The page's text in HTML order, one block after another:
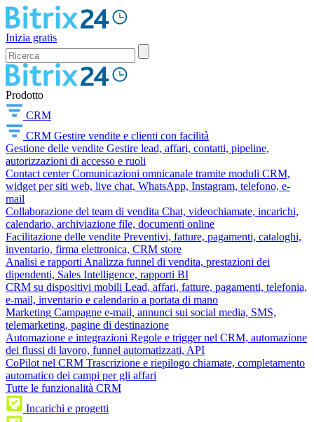
Inizia gratis
Prodotto
CRM
CRM Gestire vendite e clienti con facilità
Gestione delle vendite Gestire lead, affari, contatti, pipeline,
autorizzazioni di accesso e ruoli
Contact center Comunicazioni omnicanale tramite moduli CRM,
widget per siti web, live chat, WhatsApp, Instagram, telefono, e-
mail
Collaborazione del team di vendita Chat, videochiamate, incarichi,
calendario, archiviazione file, documenti online
Facilitazione delle vendite Preventivi, fatture, pagamenti, cataloghi,
inventario, firma elettronica, CRM store
Analisi e rapporti Analizza funnel di vendita, prestazioni dei
dipendenti, Sales Intelligence, rapporti BI
CRM su dispositivi mobili Lead, affari, fatture, pagamenti, telefonia,
e-mail, inventario e calendario a portata di mano
Marketing Campagne e-mail, annunci sui social media, SMS,
telemarketing, pagine di destinazione
Automazione e integrazioni Regole e trigger nel CRM, automazione
dei flussi di lavoro, funnel automatizzati, API
CoPilot nel CRM Trascrizione e riepilogo chiamate, completamento
automatico dei campi per gli affari
Tutte le funzionalità CRM
Incarichi e progetti